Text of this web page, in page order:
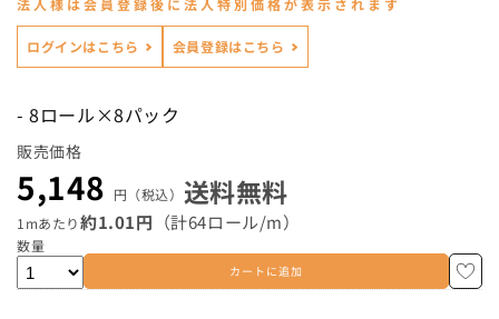
長さから探す
ブランドから探す
特徴から探す
紙質から探す
法人様は会員登録後に法人特別価格が表示されます
ログインはこちら 会員登録はこちら
- 8ロール×8パック
販売価格
5,148 円（税込） 送料無料
1mあたり約1.01円 （計64ロール/m）
数量
カートに追加